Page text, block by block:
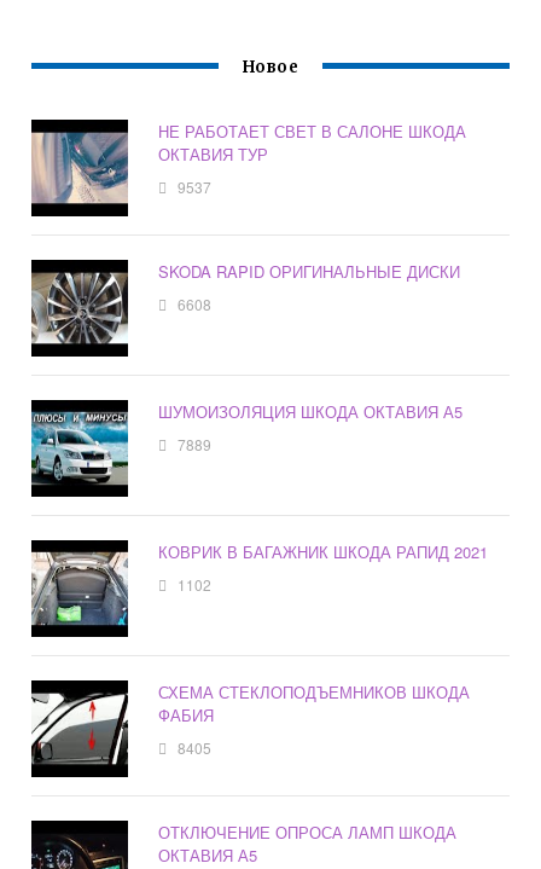
Новое
НЕ РАБОТАЕТ СВЕТ В САЛОНЕ ШКОДА
ОКТАВИЯ ТУР
9537
SKODA RAPID ОРИГИНАЛЬНЫЕ ДИСКИ
6608
ШУМОИЗОЛЯЦИЯ ШКОДА ОКТАВИЯ А5
7889
КОВРИК В БАГАЖНИК ШКОДА РАПИД 2021
1102
СХЕМА СТЕКЛОПОДЪЕМНИКОВ ШКОДА
ФАБИЯ
8405
ОТКЛЮЧЕНИЕ ОПРОСА ЛАМП ШКОДА
ОКТАВИЯ А5